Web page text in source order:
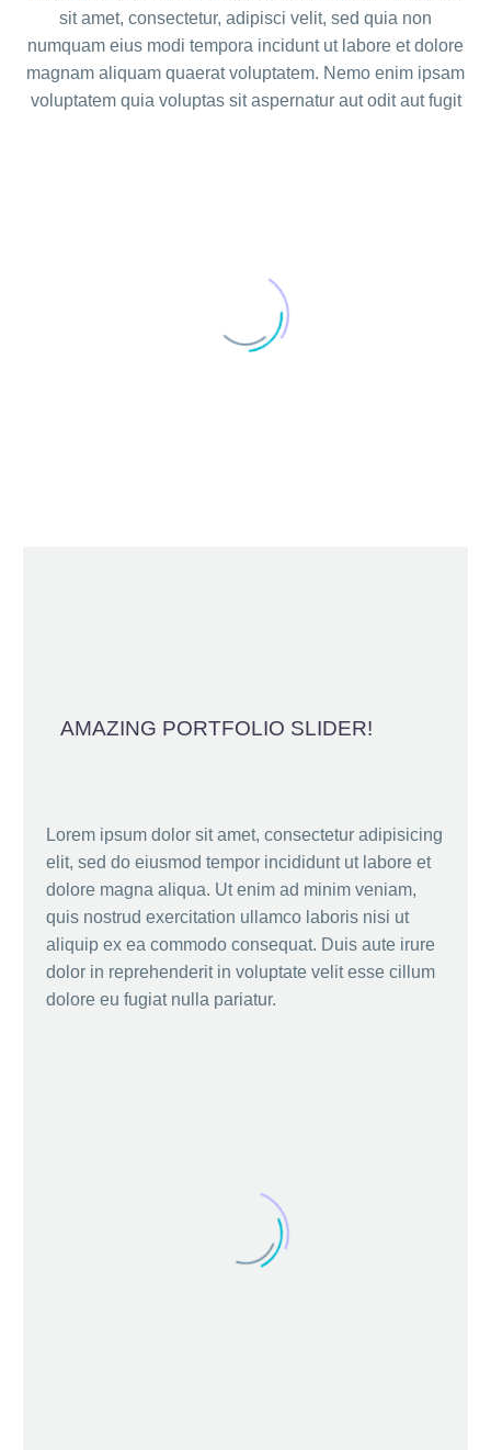
sit amet, consectetur, adipisci velit, sed quia non
numquam eius modi tempora incidunt ut labore et dolore
magnam aliquam quaerat voluptatem. Nemo enim ipsam
voluptatem quia voluptas sit aspernatur aut odit aut fugit
AMAZING PORTFOLIO SLIDER!
Lorem ipsum dolor sit amet, consectetur adipisicing
elit, sed do eiusmod tempor incididunt ut labore et
dolore magna aliqua. Ut enim ad minim veniam,
quis nostrud exercitation ullamco laboris nisi ut
aliquip ex ea commodo consequat. Duis aute irure
dolor in reprehenderit in voluptate velit esse cillum
dolore eu fugiat nulla pariatur.